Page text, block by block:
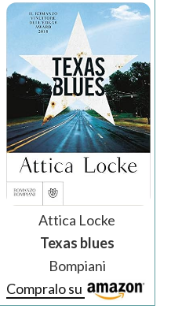
Attica Locke
Texas blues
Bompiani
Compralo su